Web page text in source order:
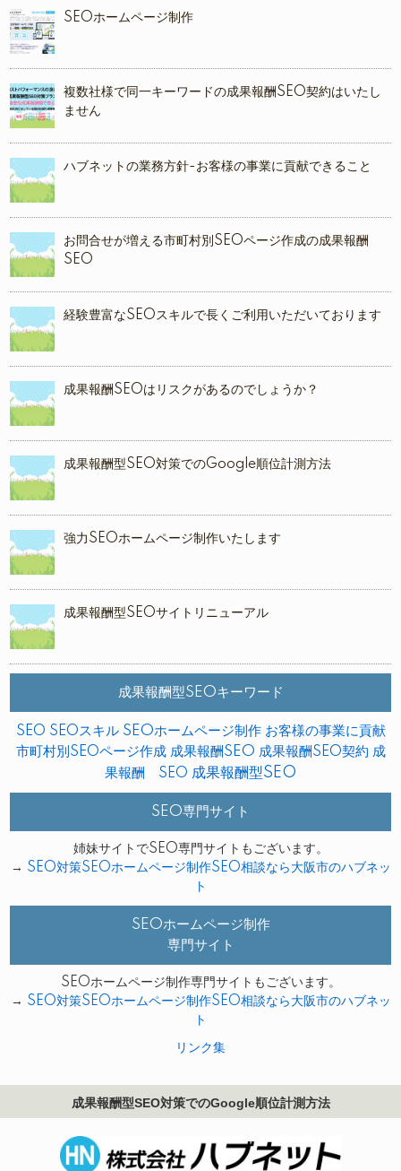
SEOホームページ制作
複数社様で同一キーワードの成果報酬SEO契約はいたし
ません
ハブネットの業務方針-お客様の事業に貢献できること
お問合せが増える市町村別SEOページ作成の成果報酬
SEO
経験豊富なSEOスキルで長くご利用いただいております
成果報酬SEOはリスクがあるのでしょうか？
成果報酬型SEO対策でのGoogle順位計測方法
強力SEOホームページ制作いたします
成果報酬型SEOサイトリニューアル
成果報酬型SEOキーワード
SEO SEOスキル SEOホームページ制作 お客様の事業に貢献
市町村別SEOページ作成 成果報酬SEO 成果報酬SEO契約 成
果報酬 SEO 成果報酬型SEO
SEO専門サイト
姉妹サイトでSEO専門サイトもございます。
→ SEO対策SEOホームページ制作SEO相談なら大阪市のハブネッ
ト
SEOホームページ制作
専門サイト
SEOホームページ制作専門サイトもございます。
→ SEO対策SEOホームページ制作SEO相談なら大阪市のハブネッ
ト
リンク集
成果報酬型SEO対策でのGoogle順位計測方法